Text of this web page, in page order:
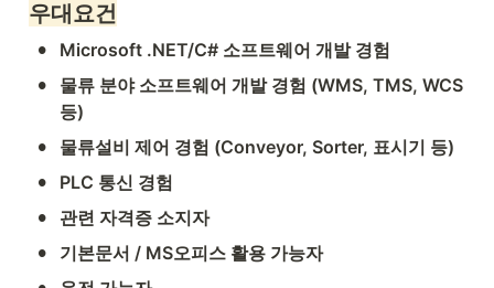
우대요건
• Microsoft .NET/C# 소프트웨어 개발 경험
•
물류 분야 소프트웨어 개발 경험 (WMS, TMS, WCS
등)
• 물류설비 제어 경험 (Conveyor, Sorter, 표시기 등)
• PLC 통신 경험
• 관련 자격증 소지자
• 기본문서 / MS오피스 활용 가능자